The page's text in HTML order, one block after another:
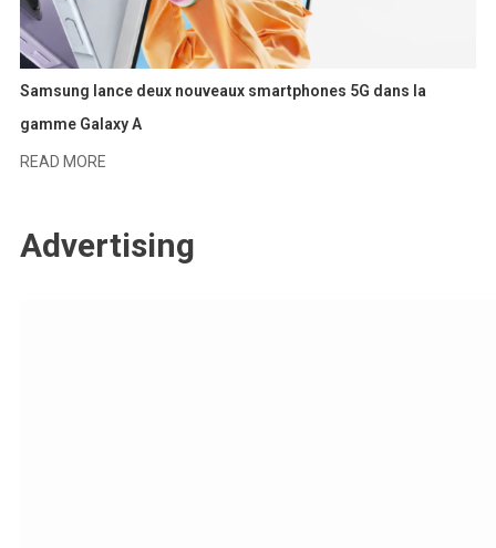
Samsung lance deux nouveaux smartphones 5G dans la
gamme Galaxy A
READ MORE
Advertising